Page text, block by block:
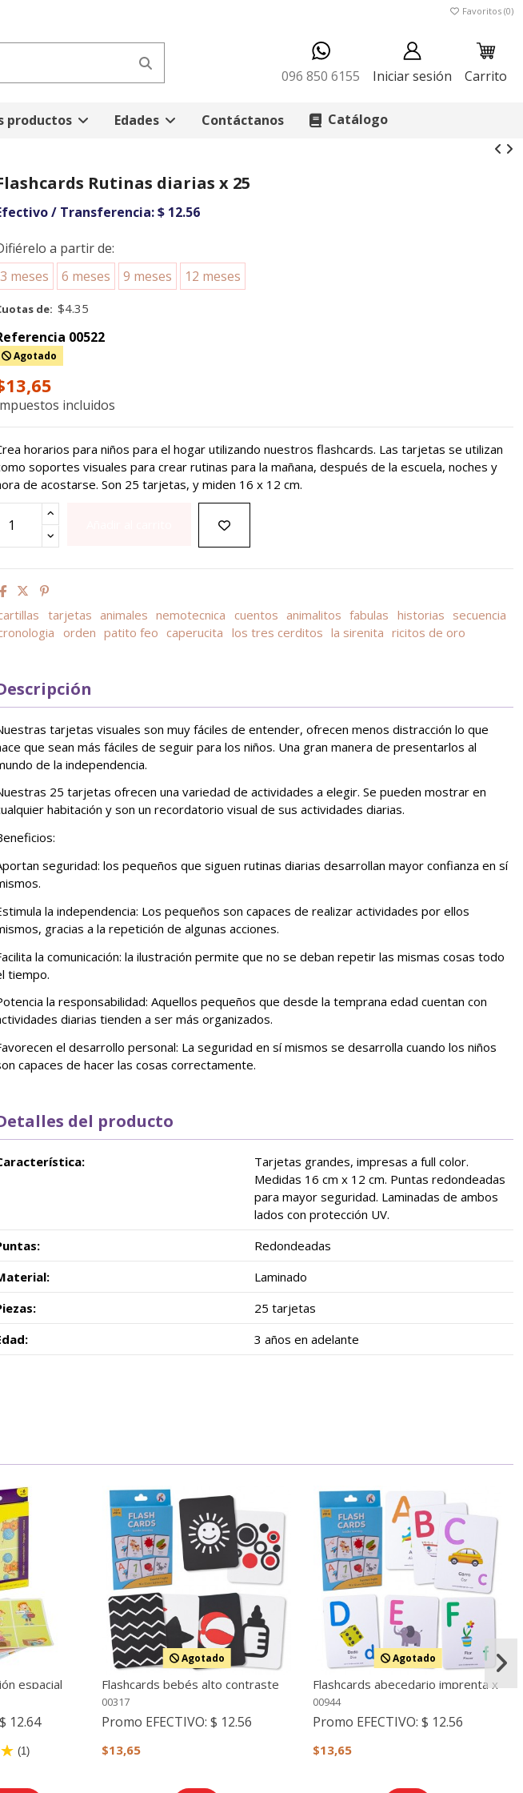
Favoritos (0)
096 850 6155 Iniciar sesión Carrito
productos Edades Contáctanos Catálogo
Rutinas diarias x 25
/ Transferencia:$ 12.56
a partir de:
3 meses
6 meses 9 meses 12 meses
de: $4.35
00522
Agotado
incluidos
horarios para niños para el hogar utilizando nuestros flashcards. Las tarjetas se utilizan
soportes visuales para crear rutinas para la mañana, después de la escuela, noches y
de acostarse. Son 25 tarjetas, y miden 16 x 12 cm.
tarjetas animales nemotecnica cuentos animalitos fabulas historias secuencia
orden patito feo caperucita los tres cerditos la sirenita ricitos de oro
tarjetas visuales son muy fáciles de entender, ofrecen menos distracción lo que
que sean más fáciles de seguir para los niños. Una gran manera de presentarlos al
de la independencia.
25 tarjetas ofrecen una variedad de actividades a elegir. Se pueden mostrar en
habitación y son un recordatorio visual de sus actividades diarias.
seguridad: los pequeños que siguen rutinas diarias desarrollan mayor confianza en sí
la independencia: Los pequeños son capaces de realizar actividades por ellos
gracias a la repetición de algunas acciones.
la comunicación: la ilustración permite que no se deban repetir las mismas cosas todo
tiempo.
la responsabilidad: Aquellos pequeños que desde la temprana edad cuentan con
diarias tienden a ser más organizados.
el desarrollo personal: La seguridad en sí mismos se desarrolla cuando los niños
capaces de hacer las cosas correctamente.
del producto
Tarjetas grandes, impresas a full color.
Medidas 16 cm x 12 cm. Puntas redondeadas
para mayor seguridad. Laminadas de ambos
lados con protección UV.
Redondeadas
Laminado
25 tarjetas
3 años en adelante
espacial
$ 12.64
(1)
Agotado
Flashcards bebés alto contraste
(blanco, rojo y negro)
00317
Promo EFECTIVO: $ 12.56
$13,65
Agotado
Flashcards abecedario imprenta x
26
00944
Promo EFECTIVO: $ 12.56
$13,65